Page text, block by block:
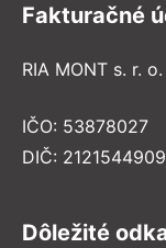
Fakturačné
RIA MONT s. r. o.
IČO: 53878027
DIČ: 2121544909
Dôležité